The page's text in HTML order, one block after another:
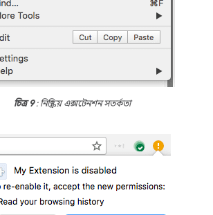
চিত্র 9: নিষ্ক্রিয় এক্সটেনশন সতর্কতা